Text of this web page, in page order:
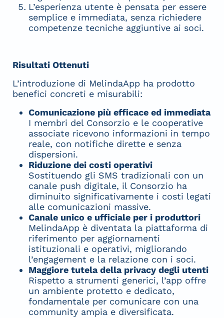
L’esperienza utente è pensata per essere
semplice e immediata, senza richiedere
competenze tecniche aggiuntive ai soci.
Risultati Ottenuti
L’introduzione di MelindaApp ha prodotto
benefici concreti e misurabili:
Comunicazione più efficace ed immediata
I membri del Consorzio e le cooperative
associate ricevono informazioni in tempo
reale, con notifiche dirette e senza
dispersioni.
Riduzione dei costi operativi
Sostituendo gli SMS tradizionali con un
canale push digitale, il Consorzio ha
diminuito significativamente i costi legati
alle comunicazioni massive.
Canale unico e ufficiale per i produttori
MelindaApp è diventata la piattaforma di
riferimento per aggiornamenti
istituzionali e operativi, migliorando
l’engagement e la relazione con i soci.
Maggiore tutela della privacy degli utenti
Rispetto a strumenti generici, l’app offre
un ambiente protetto e dedicato,
fondamentale per comunicare con una
community ampia e diversificata.